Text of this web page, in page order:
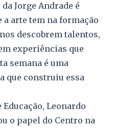
Jorge Andrade é
arte tem na formação
descobrem talentos,
experiências que
semana é uma
que construiu essa
Leonardo
o papel do Centro na